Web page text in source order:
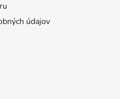
údajov